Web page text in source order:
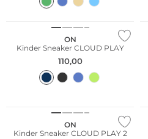
ON
Kinder Sneaker CLOUD PLAY
110,00
ON
Kinder Sneaker CLOUD PLAY 2